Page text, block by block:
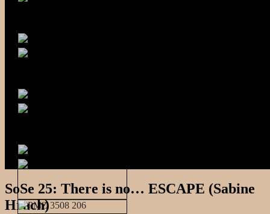
SoSe 25: There is no… ESCAPE (Sabine
Hrach)